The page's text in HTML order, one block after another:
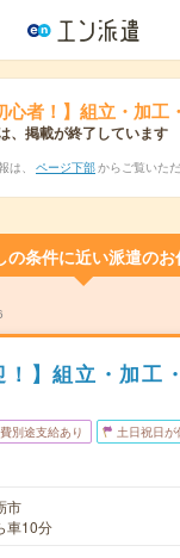
心者！】組立・加工
、掲載が終了しています
は、 ページ下部 からご覧いただ
の条件に近い派遣のお
！】組立・加工
別途支給あり 土日祝日が
市
車10分